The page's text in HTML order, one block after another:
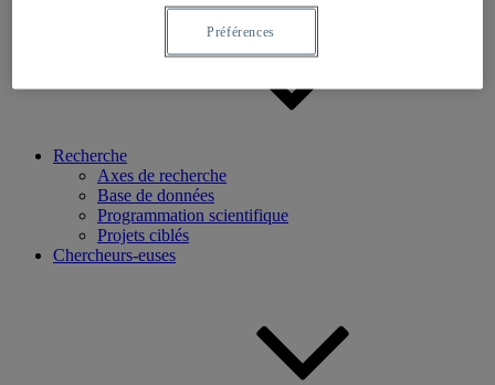
Recherche
Axes de recherche
Base de données
Programmation scientifique
Projets ciblés
Chercheurs-euses
Préférences